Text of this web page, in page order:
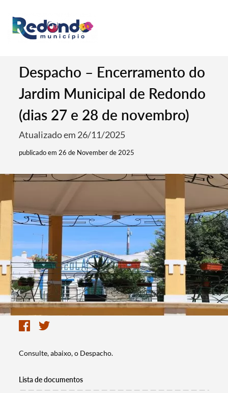
Despacho – Encerramento do
Jardim Municipal de Redondo
(dias 27 e 28 de novembro)
Atualizado em 26/11/2025
publicado em 26 de November de 2025
Consulte, abaixo, o Despacho.
Lista de documentos